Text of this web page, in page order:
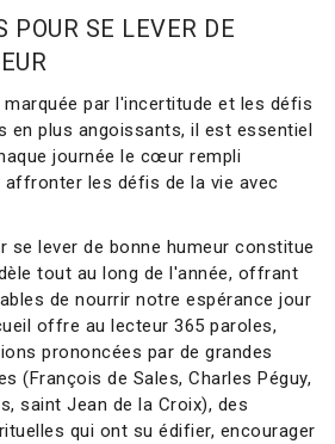
POUR SE LEVER DE
marquée par l'incertitude et les défis
en plus angoissants, il est essentiel
journée le cœur rempli
affronter les défis de la vie avec
se lever de bonne humeur constitue
tout au long de l'année, offrant
de nourrir notre espérance jour
offre au lecteur 365 paroles,
prononcées par de grandes
(François de Sales, Charles Péguy,
saint Jean de la Croix), des
qui ont su édifier, encourager